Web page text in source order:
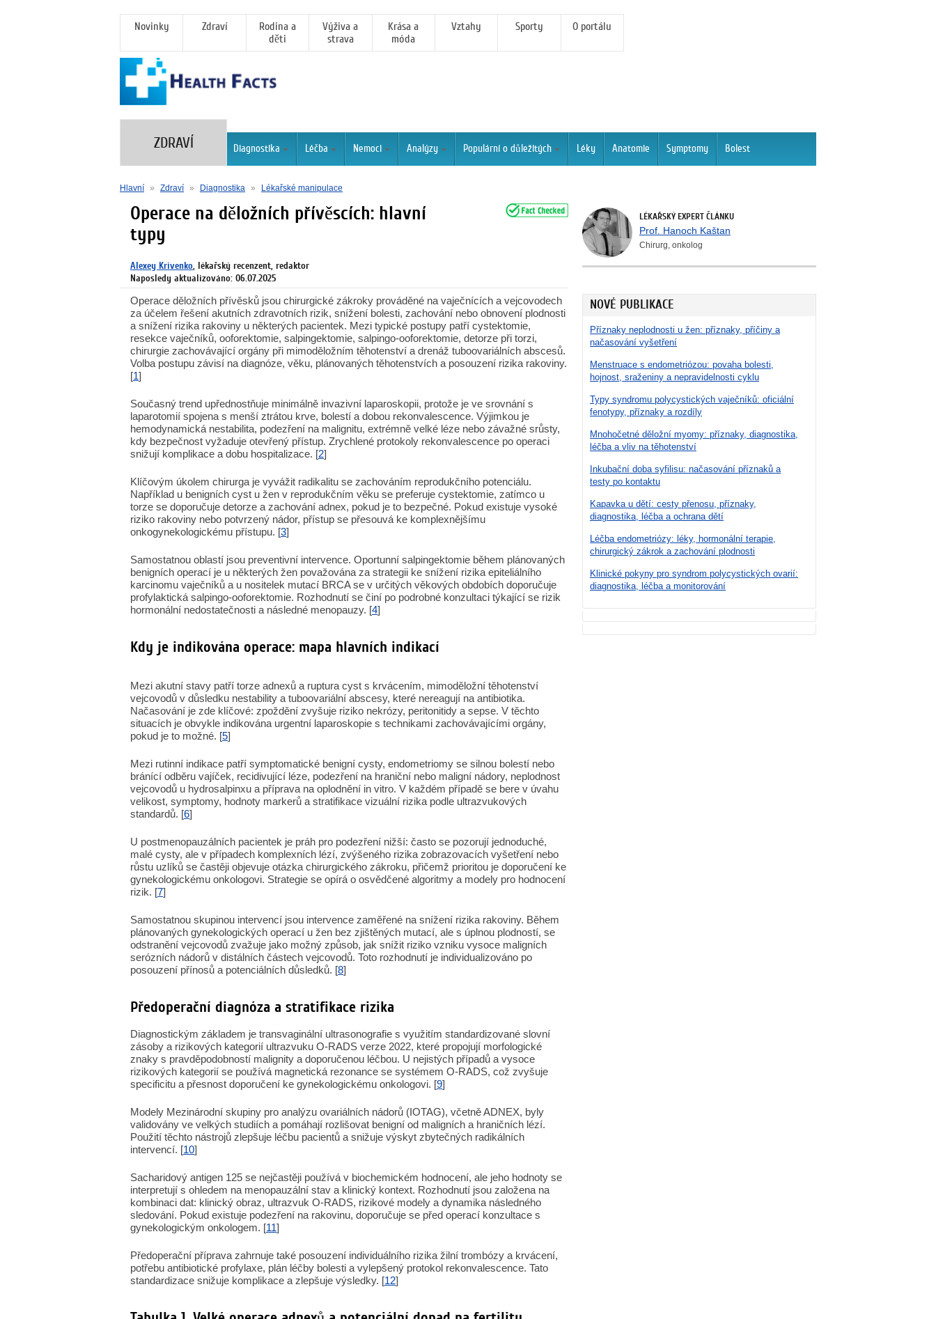
Novinky Zdraví
Rodina a
děti
Výživa a
strava
Krása a
móda
Vztahy Sporty O portálu
ZDRAVÍ Diagnostika Léčba Nemoci Analýzy Populární o důležitých Léky Anatomie Symptomy Bolest
Hlavní » Zdraví » Diagnostika » Lékařské manipulace
LÉKAŘSKÝ EXPERT ČLÁNKU
Prof. Hanoch Kaštan
Chirurg, onkolog
NOVÉ PUBLIKACE
Příznaky neplodnosti u žen: příznaky, příčiny a
načasování vyšetření
Menstruace s endometriózou: povaha bolesti,
hojnost, sraženiny a nepravidelnosti cyklu
Typy syndromu polycystických vaječníků: oficiální
fenotypy, příznaky a rozdíly
Mnohočetné děložní myomy: příznaky, diagnostika,
léčba a vliv na těhotenství
Inkubační doba syfilisu: načasování příznaků a
testy po kontaktu
Kapavka u dětí: cesty přenosu, příznaky,
diagnostika, léčba a ochrana dětí
Léčba endometriózy: léky, hormonální terapie,
chirurgický zákrok a zachování plodnosti
Klinické pokyny pro syndrom polycystických ovarií:
diagnostika, léčba a monitorování
Operace na děložních přívěscích: hlavní
typy
Alexey Krivenko, lékařský recenzent, redaktor
Naposledy aktualizováno: 06.07.2025
Operace děložních přívěsků jsou chirurgické zákroky prováděné na vaječnících a vejcovodech
za účelem řešení akutních zdravotních rizik, snížení bolesti, zachování nebo obnovení plodnosti
a snížení rizika rakoviny u některých pacientek. Mezi typické postupy patří cystektomie,
resekce vaječníků, ooforektomie, salpingektomie, salpingo-ooforektomie, detorze při torzi,
chirurgie zachovávající orgány při mimoděložním těhotenství a drenáž tuboovariálních abscesů.
Volba postupu závisí na diagnóze, věku, plánovaných těhotenstvích a posouzení rizika rakoviny.
[1]
Současný trend upřednostňuje minimálně invazivní laparoskopii, protože je ve srovnání s
laparotomií spojena s menší ztrátou krve, bolestí a dobou rekonvalescence. Výjimkou je
hemodynamická nestabilita, podezření na malignitu, extrémně velké léze nebo závažné srůsty,
kdy bezpečnost vyžaduje otevřený přístup. Zrychlené protokoly rekonvalescence po operaci
snižují komplikace a dobu hospitalizace. [2]
Klíčovým úkolem chirurga je vyvážit radikalitu se zachováním reprodukčního potenciálu.
Například u benigních cyst u žen v reprodukčním věku se preferuje cystektomie, zatímco u
torze se doporučuje detorze a zachování adnex, pokud je to bezpečné. Pokud existuje vysoké
riziko rakoviny nebo potvrzený nádor, přístup se přesouvá ke komplexnějšímu
onkogynekologickému přístupu. [3]
Samostatnou oblastí jsou preventivní intervence. Oportunní salpingektomie během plánovaných
benigních operací je u některých žen považována za strategii ke snížení rizika epiteliálního
karcinomu vaječníků a u nositelek mutací BRCA se v určitých věkových obdobích doporučuje
profylaktická salpingo-ooforektomie. Rozhodnutí se činí po podrobné konzultaci týkající se rizik
hormonální nedostatečnosti a následné menopauzy. [4]
Kdy je indikována operace: mapa hlavních indikací
Mezi akutní stavy patří torze adnexů a ruptura cyst s krvácením, mimoděložní těhotenství
vejcovodů v důsledku nestability a tuboovariální abscesy, které nereagují na antibiotika.
Načasování je zde klíčové: zpoždění zvyšuje riziko nekrózy, peritonitidy a sepse. V těchto
situacích je obvykle indikována urgentní laparoskopie s technikami zachovávajícími orgány,
pokud je to možné. [5]
Mezi rutinní indikace patří symptomatické benigní cysty, endometriomy se silnou bolestí nebo
bránící odběru vajíček, recidivující léze, podezření na hraniční nebo maligní nádory, neplodnost
vejcovodů u hydrosalpinxu a příprava na oplodnění in vitro. V každém případě se bere v úvahu
velikost, symptomy, hodnoty markerů a stratifikace vizuální rizika podle ultrazvukových
standardů. [6]
U postmenopauzálních pacientek je práh pro podezření nižší: často se pozorují jednoduché,
malé cysty, ale v případech komplexních lézí, zvýšeného rizika zobrazovacích vyšetření nebo
růstu uzlíků se častěji objevuje otázka chirurgického zákroku, přičemž prioritou je doporučení ke
gynekologickému onkologovi. Strategie se opírá o osvědčené algoritmy a modely pro hodnocení
rizik. [7]
Samostatnou skupinou intervencí jsou intervence zaměřené na snížení rizika rakoviny. Během
plánovaných gynekologických operací u žen bez zjištěných mutací, ale s úplnou plodností, se
odstranění vejcovodů zvažuje jako možný způsob, jak snížit riziko vzniku vysoce maligních
serózních nádorů v distálních částech vejcovodů. Toto rozhodnutí je individualizováno po
posouzení přínosů a potenciálních důsledků. [8]
Předoperační diagnóza a stratifikace rizika
Diagnostickým základem je transvaginální ultrasonografie s využitím standardizované slovní
zásoby a rizikových kategorií ultrazvuku O-RADS verze 2022, které propojují morfologické
znaky s pravděpodobností malignity a doporučenou léčbou. U nejistých případů a vysoce
rizikových kategorií se používá magnetická rezonance se systémem O-RADS, což zvyšuje
specificitu a přesnost doporučení ke gynekologickému onkologovi. [9]
Modely Mezinárodní skupiny pro analýzu ovariálních nádorů (IOTAG), včetně ADNEX, byly
validovány ve velkých studiích a pomáhají rozlišovat benigní od maligních a hraničních lézí.
Použití těchto nástrojů zlepšuje léčbu pacientů a snižuje výskyt zbytečných radikálních
intervencí. [10]
Sacharidový antigen 125 se nejčastěji používá v biochemickém hodnocení, ale jeho hodnoty se
interpretují s ohledem na menopauzální stav a klinický kontext. Rozhodnutí jsou založena na
kombinaci dat: klinický obraz, ultrazvuk O-RADS, rizikové modely a dynamika následného
sledování. Pokud existuje podezření na rakovinu, doporučuje se před operací konzultace s
gynekologickým onkologem. [11]
Předoperační příprava zahrnuje také posouzení individuálního rizika žilní trombózy a krvácení,
potřebu antibiotické profylaxe, plán léčby bolesti a vylepšený protokol rekonvalescence. Tato
standardizace snižuje komplikace a zlepšuje výsledky. [12]